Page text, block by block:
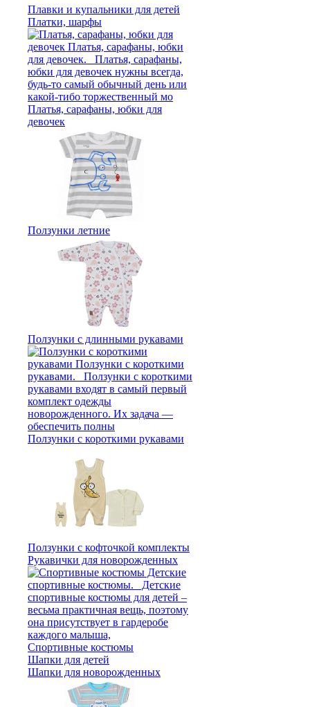
Плавки и купальники для детей
Платки, шарфы
Платья, сарафаны, юбки для
девочек
Ползунки летние
Ползунки с длинными рукавами
Ползунки с короткими рукавами
Ползунки с кофточкой комплекты
Рукавички для новорожденных
Спортивные костюмы
Шапки для детей
Шапки для новорожденных